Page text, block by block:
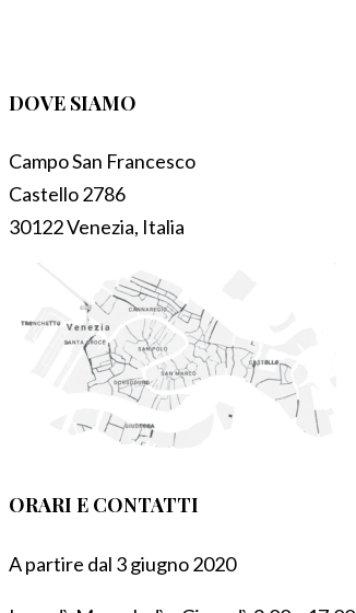
DOVE SIAMO
Campo San Francesco
Castello 2786
30122 Venezia, Italia
ORARI E CONTATTI
A partire dal 3 giugno 2020